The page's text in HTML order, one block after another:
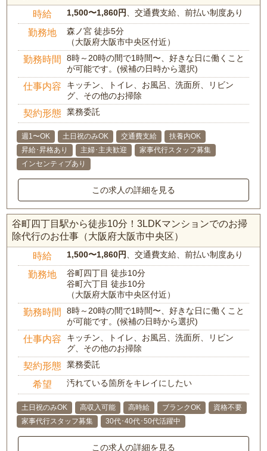
時給 1,500〜1,860円 、交通費支給、前払い制度あり
勤務地
森ノ宮 徒歩5分
（大阪府大阪市中央区付近）
勤務時間
8時～20時の間で1時間〜、好きな日に働くこと
が可能です。(候補の日時から選択)
仕事内容
キッチン、トイレ、お風呂、洗面所、リビン
グ、その他のお掃除
契約形態 業務委託
週1〜OK 土日祝のみOK 交通費支給
扶養内OK
昇給･昇格あり
主婦･主夫歓迎
家事代行スタッフ募集
インセンティブあり
この求人の詳細を見る
谷町四丁目駅から徒歩10分！3LDKマンションでのお掃
除代行のお仕事（大阪府大阪市中央区）
時給 1,500〜1,860円 、交通費支給、前払い制度あり
勤務地
谷町四丁目 徒歩10分
谷町六丁目 徒歩10分
（大阪府大阪市中央区付近）
勤務時間
8時～20時の間で1時間〜、好きな日に働くこと
が可能です。(候補の日時から選択)
仕事内容
キッチン、トイレ、お風呂、洗面所、リビン
グ、その他のお掃除
契約形態 業務委託
希望 汚れている箇所をキレイにしたい
土日祝のみOK 高収入可能 高時給 ブランクOK
資格不要
家事代行スタッフ募集
30代･40代･50代活躍中
この求人の詳細を見る